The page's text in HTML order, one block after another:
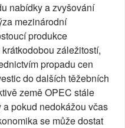
nabídky a zvyšování
mezinárodní
produkce
záležitostí,
propadu cen
do dalších těžebních
země OPEC stále
pokud nedokážou včas
se může dostat